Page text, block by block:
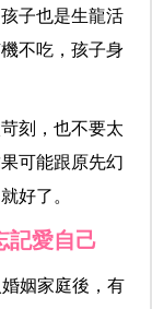
子也是生龍活
不吃，孩子身
刻，也不要太
可能跟原先幻
好了。
記愛自己
姻家庭後，有